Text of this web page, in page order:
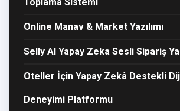
Online Manav & Market Yazılımı
Selly AI Yapay Zeka Sesli Sipariş
Oteller İçin Yapay Zekâ Destekli
Deneyimi Platformu